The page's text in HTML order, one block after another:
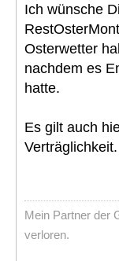
Ich wünsche
Osterwetter
nachdem es
hatte.
Es gilt auch
Verträglichkeit.
Mein Partner der
verloren.